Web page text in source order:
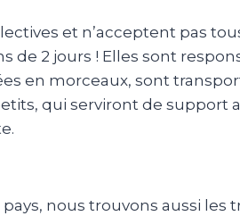
et n’acceptent pas
de 2 jours ! Elles sont
en morceaux, sont
qui serviront de support
nous trouvons aussi les